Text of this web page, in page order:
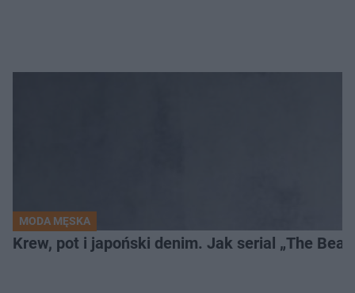
MODA MĘSKA
Krew, pot i japoński denim. Jak serial „The